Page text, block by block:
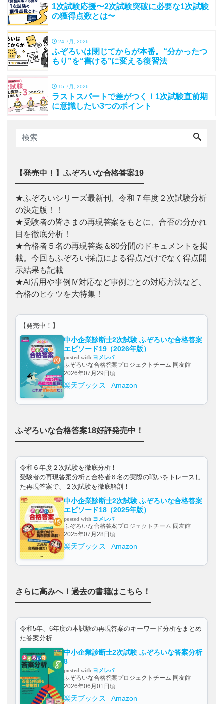
1次試験応援〜2次試験突破に必要な1次試験
の獲得点数とは〜
24 7月, 2026
ふぞろいは閉じてからが本番。“分かったつ
もり”を“書ける”に変える復習法
15 7月, 2026
ラストスパートで差がつく！1次試験直前期
に意識したい3つのポイント
【発売中！】ふぞろいな合格答案19
★ふぞろいシリーズ最新刊、令和７年度２次試験分析
の決定版！！
★受験者の皆さまの再現答案をもとに、合否の分かれ
目を徹底分析！
★合格者５名の再現答案＆80分間のドキュメントを掲
載。今回もふぞろい採点による得点だけでなく得点開
示結果も記載
★AI活用や事例Ⅳ対応など事例ごとの対応方法など、
合格のヒケツを大特集！
【発売中！】
中小企業診断士2次試験 ふぞろいな合格答案
エピソード19（2026年版）
posted with ヨメレバ
ふぞろいな合格答案プロジェクトチーム 同友館
2026年07月29日頃
楽天ブックス Amazon
ふぞろいな合格答案18好評発売中！
令和６年度２次試験を徹底分析！
受験者の再現答案分析と合格者６名の実際の戦いをトレースし
た再現答案で、２次試験を徹底解剖！
中小企業診断士2次試験 ふぞろいな合格答案
エピソード18（2025年版）
posted with ヨメレバ
ふぞろいな合格答案プロジェクトチーム 同友館
2025年07月28日頃
楽天ブックス Amazon
さらに高みへ！過去の書籍はこちら！
令和5年、6年度の本試験の再現答案のキーワード分析をまとめ
た答案分析
中小企業診断士2次試験 ふぞろいな答案分析
8
posted with ヨメレバ
ふぞろいな合格答案プロジェクトチーム 同友館
2026年06月01日頃
楽天ブックス Amazon